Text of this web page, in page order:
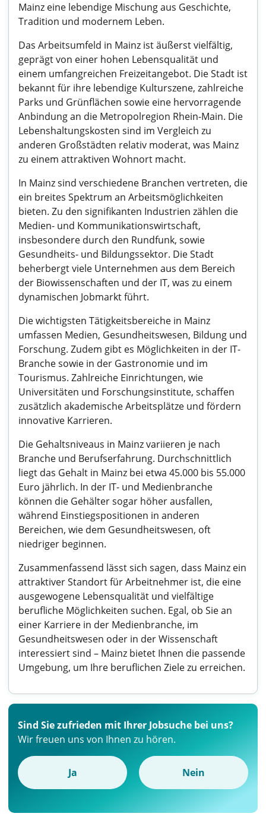
Mainz eine lebendige Mischung aus Geschichte,
Tradition und modernem Leben.
Das Arbeitsumfeld in Mainz ist äußerst vielfältig,
geprägt von einer hohen Lebensqualität und
einem umfangreichen Freizeitangebot. Die Stadt ist
bekannt für ihre lebendige Kulturszene, zahlreiche
Parks und Grünflächen sowie eine hervorragende
Anbindung an die Metropolregion Rhein-Main. Die
Lebenshaltungskosten sind im Vergleich zu
anderen Großstädten relativ moderat, was Mainz
zu einem attraktiven Wohnort macht.
In Mainz sind verschiedene Branchen vertreten, die
ein breites Spektrum an Arbeitsmöglichkeiten
bieten. Zu den signifikanten Industrien zählen die
Medien- und Kommunikationswirtschaft,
insbesondere durch den Rundfunk, sowie
Gesundheits- und Bildungssektor. Die Stadt
beherbergt viele Unternehmen aus dem Bereich
der Biowissenschaften und der IT, was zu einem
dynamischen Jobmarkt führt.
Die wichtigsten Tätigkeitsbereiche in Mainz
umfassen Medien, Gesundheitswesen, Bildung und
Forschung. Zudem gibt es Möglichkeiten in der IT-
Branche sowie in der Gastronomie und im
Tourismus. Zahlreiche Einrichtungen, wie
Universitäten und Forschungsinstitute, schaffen
zusätzlich akademische Arbeitsplätze und fördern
innovative Karrieren.
Die Gehaltsniveaus in Mainz variieren je nach
Branche und Berufserfahrung. Durchschnittlich
liegt das Gehalt in Mainz bei etwa 45.000 bis 55.000
Euro jährlich. In der IT- und Medienbranche
können die Gehälter sogar höher ausfallen,
während Einstiegspositionen in anderen
Bereichen, wie dem Gesundheitswesen, oft
niedriger beginnen.
Zusammenfassend lässt sich sagen, dass Mainz ein
attraktiver Standort für Arbeitnehmer ist, die eine
ausgewogene Lebensqualität und vielfältige
berufliche Möglichkeiten suchen. Egal, ob Sie an
einer Karriere in der Medienbranche, im
Gesundheitswesen oder in der Wissenschaft
interessiert sind – Mainz bietet Ihnen die passende
Umgebung, um Ihre beruflichen Ziele zu erreichen.
Sind Sie zufrieden mit Ihrer Jobsuche bei uns?
Wir freuen uns von Ihnen zu hören.
Ja Nein